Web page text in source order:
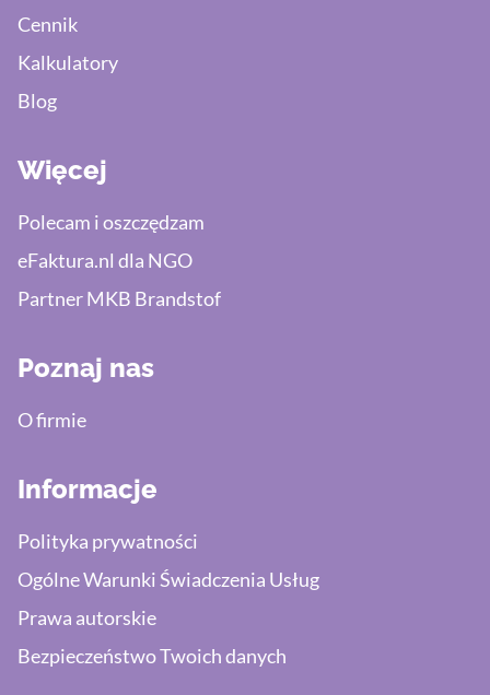
Cennik
Kalkulatory
Blog
Więcej
Polecam i oszczędzam
eFaktura.nl dla NGO
Partner MKB Brandstof
Poznaj nas
O firmie
Informacje
Polityka prywatności
Ogólne Warunki Świadczenia Usług
Prawa autorskie
Bezpieczeństwo Twoich danych